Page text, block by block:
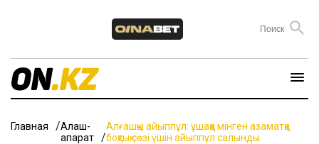
Главная
Алаш-
ақпарат
Алғашқы айыппұл: ұшаққа мінген азаматқа
боқтық сөзі үшін айыппұл салынды